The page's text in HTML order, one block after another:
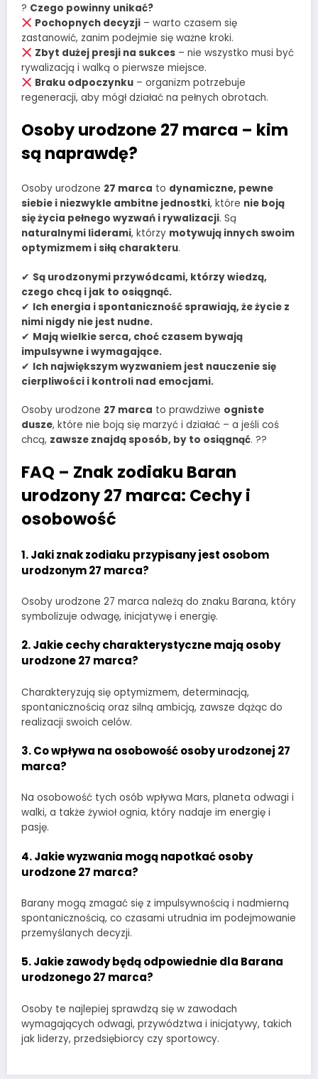
? Czego powinny unikać?
Pochopnych decyzji – warto czasem się
zastanowić, zanim podejmie się ważne kroki.
Zbyt dużej presji na sukces – nie wszystko musi być
rywalizacją i walką o pierwsze miejsce.
Braku odpoczynku – organizm potrzebuje
regeneracji, aby mógł działać na pełnych obrotach.
Osoby urodzone 27 marca – kim
są naprawdę?
Osoby urodzone 27 marca to dynamiczne, pewne
siebie i niezwykle ambitne jednostki, które nie boją
się życia pełnego wyzwań i rywalizacji. Są
naturalnymi liderami, którzy motywują innych swoim
optymizmem i siłą charakteru.
✔ Są urodzonymi przywódcami, którzy wiedzą,
czego chcą i jak to osiągnąć.
✔ Ich energia i spontaniczność sprawiają, że życie z
nimi nigdy nie jest nudne.
✔ Mają wielkie serca, choć czasem bywają
impulsywne i wymagające.
✔ Ich największym wyzwaniem jest nauczenie się
cierpliwości i kontroli nad emocjami.
Osoby urodzone 27 marca to prawdziwe ogniste
dusze, które nie boją się marzyć i działać – a jeśli coś
chcą, zawsze znajdą sposób, by to osiągnąć. ??
FAQ – Znak zodiaku Baran
urodzony 27 marca: Cechy i
osobowość
1.Jaki znak zodiaku przypisany jest osobom
urodzonym 27 marca?
Osoby urodzone 27 marca należą do znaku Barana, który
symbolizuje odwagę, inicjatywę i energię.
2.Jakie cechy charakterystyczne mają osoby
urodzone 27 marca?
Charakteryzują się optymizmem, determinacją,
spontanicznością oraz silną ambicją, zawsze dążąc do
realizacji swoich celów.
3.Co wpływa na osobowość osoby urodzonej 27
marca?
Na osobowość tych osób wpływa Mars, planeta odwagi i
walki, a także żywioł ognia, który nadaje im energię i
pasję.
4.Jakie wyzwania mogą napotkać osoby
urodzone 27 marca?
Barany mogą zmagać się z impulsywnością i nadmierną
spontanicznością, co czasami utrudnia im podejmowanie
przemyślanych decyzji.
5.Jakie zawody będą odpowiednie dla Barana
urodzonego 27 marca?
Osoby te najlepiej sprawdzą się w zawodach
wymagających odwagi, przywództwa i inicjatywy, takich
jak liderzy, przedsiębiorcy czy sportowcy.